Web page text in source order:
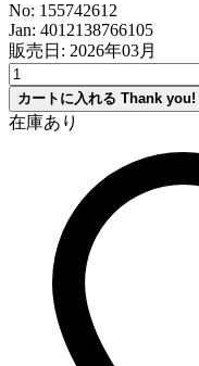
No: 155742612
Jan: 4012138766105
販売日: 2026年03月
カートに入れる Thank you!
在庫あり